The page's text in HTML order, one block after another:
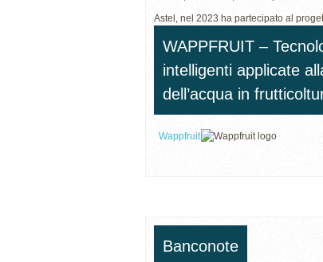
Astel, nel 2023 ha partecipato al
WAPPFRUIT –
intelligenti applicate
dell’acqua in
Wappfruit
Banconote